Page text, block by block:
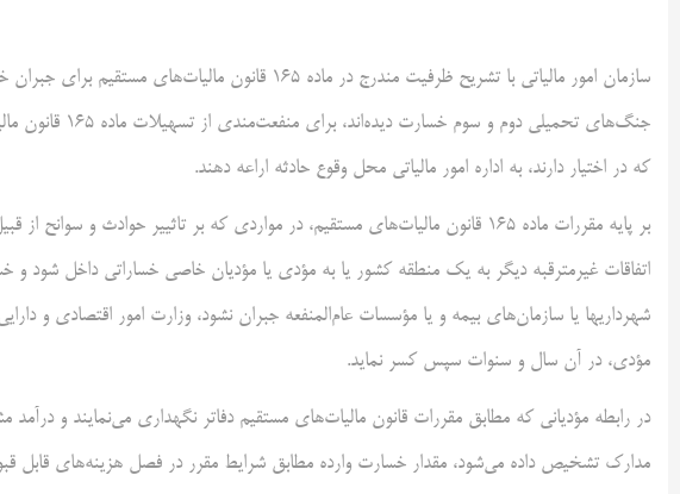
سازمان امور مالیاتی با تشریح ظرفیت مندرج در ماده ۱۶۵
جنگ‌های تحمیلی
که در اختیار دارند، به اداره امور مالیاتی محل وقوع‌ حادثه اراعه دهند.
بر پایه مقررات ماده ۱۶۵ قانون مالیات‌های مستقیم، در مواردی كه بر تاثییر
اتفاقات غيرمترقبه ديگر به‌ يک منطقه كشور يا به مؤدی يا مؤديان خاصی خساراتی داخل شود و
شهرداریها يا‌ سازمان‌های بيمه و يا مؤسسات عام‌المنفعه جبران نشود، وزارت امور اقتصادی و
مؤدی، در آن سال و سنوات سپس كسر نمايد.
در رابطه مؤدیانی که مطابق مقررات قانون مالیات‌های مستقیم دفاتر نگهداری می‌نمایند و درآمد
مدارک تشخیص داده می‌شود، مقدار خسارت وارده مطابق شرایط مقرر در فصل هزینه‌های قابل